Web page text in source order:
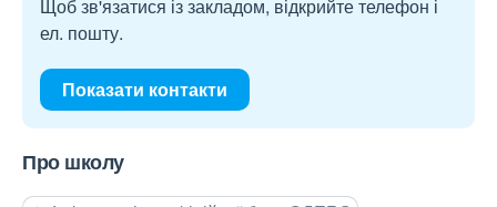
Щоб зв'язатися із закладом, відкрийте телефон і
ел. пошту.
Показати контакти
Про школу